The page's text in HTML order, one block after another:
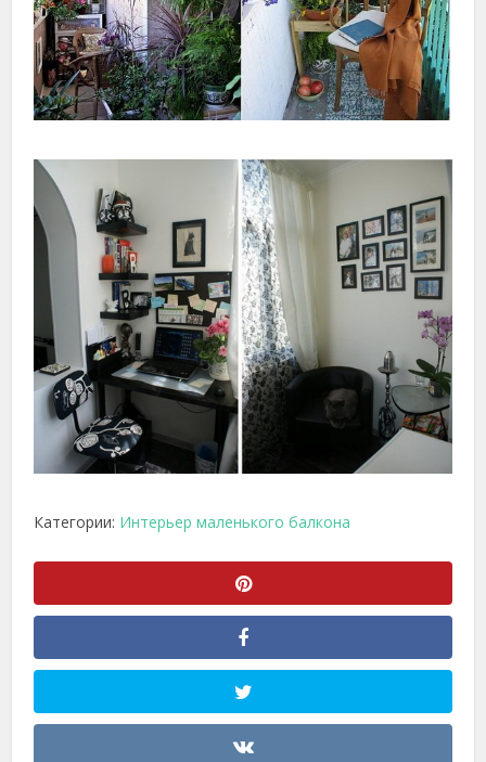
Категории: Интерьер маленького балкона